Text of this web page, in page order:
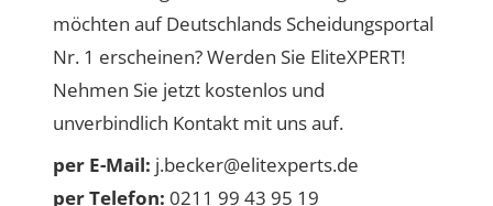
möchten auf Deutschlands Scheidungsportal
Nr. 1 erscheinen? Werden Sie EliteXPERT!
Nehmen Sie jetzt kostenlos und
unverbindlich Kontakt mit uns auf.
per E-Mail: j.becker@elitexperts.de
per Telefon: 0211 99 43 95 19